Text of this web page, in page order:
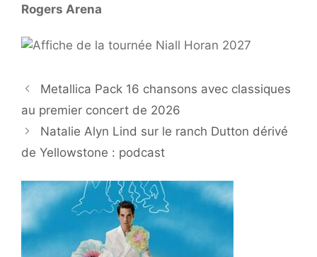
Rogers Arena
Metallica Pack 16 chansons avec classiques
au premier concert de 2026
Natalie Alyn Lind sur le ranch Dutton dérivé
de Yellowstone : podcast